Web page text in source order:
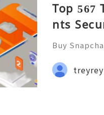
Top 567
nts
Buy
d:
treyrey